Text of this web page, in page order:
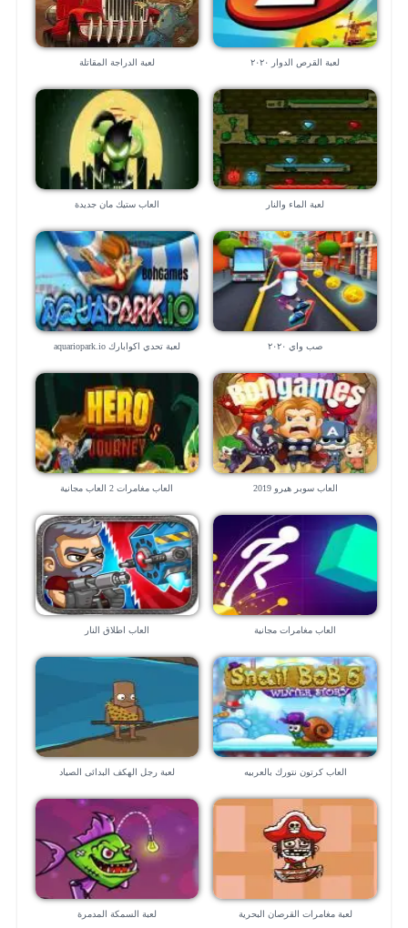
لعبة القرص الدوار ٢٠٢٠ لعبة الدراجة المقاتلة
لعبة الماء والنار العاب ستيك مان جديدة
صب واي ٢٠٢٠ لعبة تحدي اكوابارك aquariopark.io
العاب سوبر هيرو 2019 العاب مغامرات 2 العاب مجانية
العاب مغامرات مجانية العاب اطلاق النار
العاب كرتون نتورك بالعربيه لعبة رجل الهكف البدائى الصياد
لعبة مغامرات القرصان البحرية لعبة السمكة المدمرة